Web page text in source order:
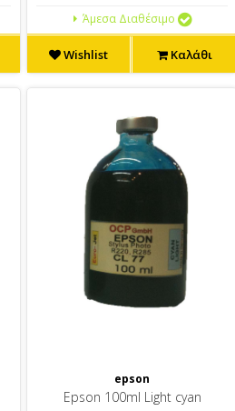
Άμεσα Διαθέσιμο
Wishlist Καλάθι
epson
Epson 100ml Light cyan